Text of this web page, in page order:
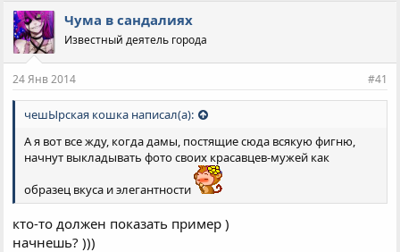
т
о
р
т
е
ы
а
н
л
а
Чума в сандалиях
Известный деятель города
24 Янв 2014 #41
чешЫрская кошка написал(а):
А я вот все жду, когда дамы, постящие сюда всякую фигню,
начнут выкладывать фото своих красавцев-мужей как
образец вкуса и элегантности
кто-то должен показать пример )
начнешь? )))